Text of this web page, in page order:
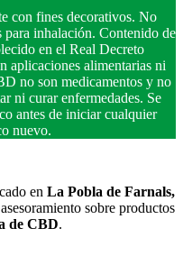
con fines decorativos. No
para inhalación. Contenido de
en el Real Decreto
aplicaciones alimentarias ni
no son medicamentos y no
ni curar enfermedades. Se
antes de iniciar cualquier
nuevo.
en La Pobla de Farnals,
sobre productos
de CBD.